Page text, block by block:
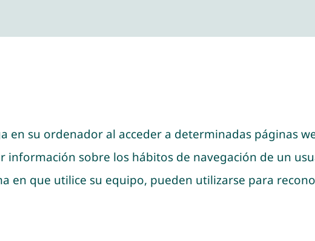
en su ordenador al acceder a determinadas páginas
información sobre los hábitos de navegación de un
en que utilice su equipo, pueden utilizarse para